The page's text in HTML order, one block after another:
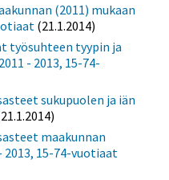
(2011) mukaan
(21.1.2014)
työsuhteen tyypin ja
- 2013, 15-74-
sukupuolen ja iän
maakunnan
2013, 15-74-vuotiaat